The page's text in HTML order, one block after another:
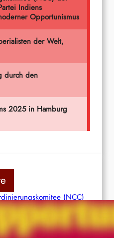
(NCC)
Partei Indiens
Postmoderner